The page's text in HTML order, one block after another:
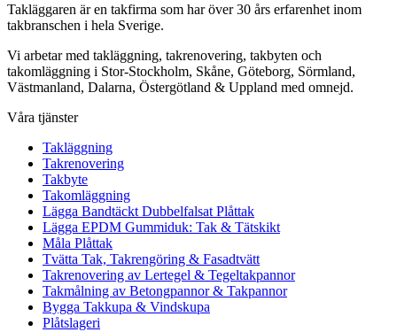
Takläggaren är en takfirma som har över 30 års erfarenhet inom
takbranschen i hela Sverige.
Vi arbetar med takläggning, takrenovering, takbyten och
takomläggning i Stor-Stockholm, Skåne, Göteborg, Sörmland,
Västmanland, Dalarna, Östergötland & Uppland med omnejd.
Våra tjänster
Takläggning
Takrenovering
Takbyte
Takomläggning
Lägga Bandtäckt Dubbelfalsat Plåttak
Lägga EPDM Gummiduk: Tak & Tätskikt
Måla Plåttak
Tvätta Tak, Takrengöring & Fasadtvätt
Takrenovering av Lertegel & Tegeltakpannor
Takmålning av Betongpannor & Takpannor
Bygga Takkupa & Vindskupa
Plåtslageri